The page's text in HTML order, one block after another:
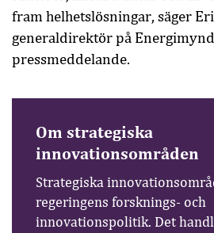
fram helhetslösningar, säger
generaldirektör på
pressmeddelande.
Om strategiska
innovationsområden
Strategiska
regeringens forsknings- och
innovationspolitik. Det